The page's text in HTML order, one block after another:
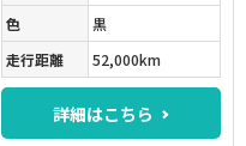
色
黒
走行距離
52,000km
詳細はこちら